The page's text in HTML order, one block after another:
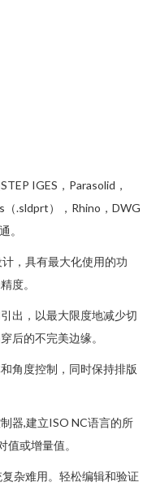
IGES，Parasolid，
（.sldprt），Rhino，DWG
。
，具有最大化使用的功
度。
出，以最大限度地减少切
后的不完美边缘。
角度控制，同时保持排版
器,建立ISO NC语言的所
值或增量值。
杂难用。轻松编辑和验证